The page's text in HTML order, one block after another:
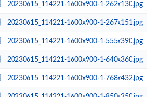
20230615_114221-1600x900-1-262x130.jpg
20230615_114221-1600x900-1-267x151.jpg
20230615_114221-1600x900-1-555x390.jpg
20230615_114221-1600x900-1-640x360.jpg
20230615_114221-1600x900-1-768x432.jpg